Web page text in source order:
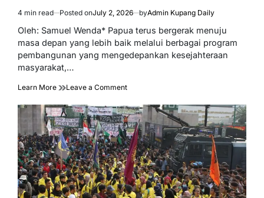
Estimated
read
4 min read Posted onJuly 2, 2026 byAdmin Kupang Daily
Oleh: Samuel Wenda* Papua terus bergerak menuju
masa depan yang lebih baik melalui berbagai program
pembangunan yang mengedepankan kesejahteraan
masyarakat,…
Learn More Leave a Commenton
Membuka
Ruang
Aspirasi,
Mahasiswa
Papua
Harus
Utamakan
Dialog
dan